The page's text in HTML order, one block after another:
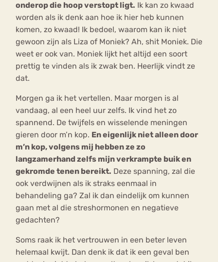
onderop die hoop verstopt ligt. Ik kan zo kwaad
worden als ik denk aan hoe ik hier heb kunnen
komen, zo kwaad! Ik bedoel, waarom kan ik niet
gewoon zijn als Liza of Moniek? Ah, shit Moniek. Die
weet er ook van. Moniek lijkt het altijd een soort
prettig te vinden als ik zwak ben. Heerlijk vindt ze
dat.
Morgen ga ik het vertellen. Maar morgen is al
vandaag, al een heel uur zelfs. Ik vind het zo
spannend. De twijfels en wisselende meningen
gieren door m’n kop. En eigenlijk niet alleen door
m’n kop, volgens mij hebben ze zo
langzamerhand zelfs mijn verkrampte buik en
gekromde tenen bereikt. Deze spanning, zal die
ook verdwijnen als ik straks eenmaal in
behandeling ga? Zal ik dan eindelijk om kunnen
gaan met al die streshormonen en negatieve
gedachten?
Soms raak ik het vertrouwen in een beter leven
helemaal kwijt. Dan denk ik dat ik een geval ben